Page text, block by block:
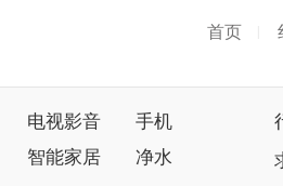
首页
电视影音
手机
智能家居 净水